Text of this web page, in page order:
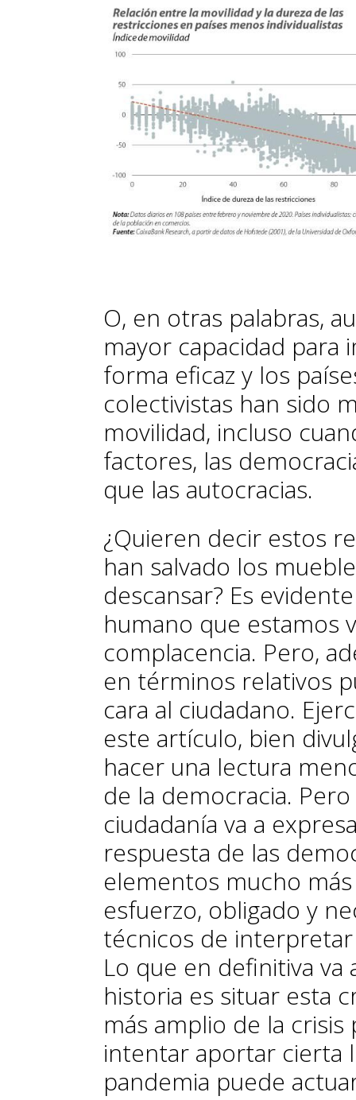
O, en otras palabras,
mayor capacidad
forma eficaz y los
colectivistas han sido
movilidad, incluso
factores, las
que las autocracias.
¿Quieren decir estos
han salvado los
descansar? Es
humano que estamos
complacencia. Pero,
en términos relativos
cara al ciudadano.
este artículo, bien
hacer una lectura
de la democracia.
ciudadanía va a
respuesta de las
elementos mucho
esfuerzo, obligado y
técnicos de
Lo que en definitiva
historia es situar esta
más amplio de la
intentar aportar cierta
pandemia puede